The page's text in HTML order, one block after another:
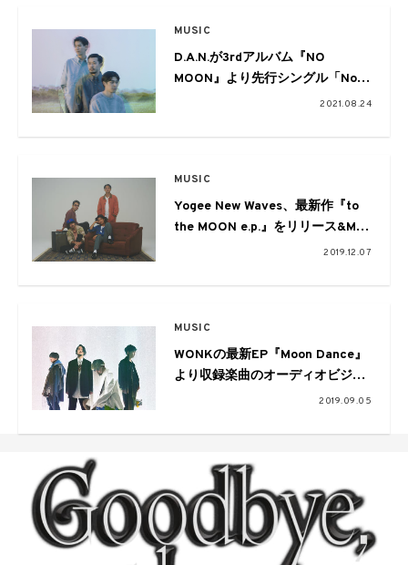
MUSIC
D.A.N.が3rdアルバム『NO
MOON』より先行シングル「No
Moon」を配信。木村太一による
2021.08.24
MUSIC
Yogee New Waves、最新作『to
the MOON e.p.』をリリース&MV
公開。Dreamin’ Night Tour 2020
2019.12.07
MUSIC
WONKの最新EP『Moon Dance』
より収録楽曲のオーディオビジュ
アルが公開。“月”にちなんだキャ
2019.09.05